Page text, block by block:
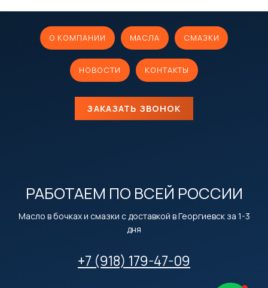
О КОМПАНИИ МАСЛА СМАЗКИ
НОВОСТИ КОНТАКТЫ
ЗАКАЗАТЬ ЗВОНОК
+7 (918) 179-47-09
РАБОТАЕМ ПО ВСЕЙ РОССИИ
Масло в бочках и смазки с доставкой в Георгиевск за 1-3
дня